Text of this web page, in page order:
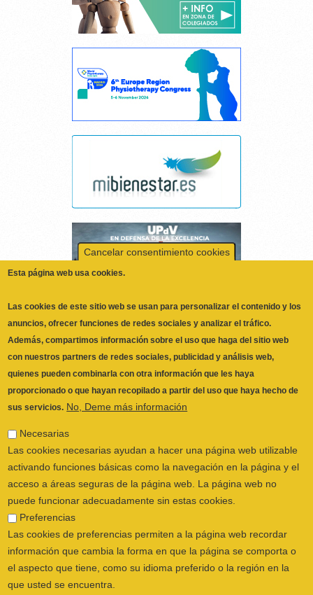
ILUSTRE COLEGIO OFICIAL DE
FISIOTERAPEUTAS DE LA COMUNIDAD
VALENCIANA© 2026
CALLE SAN VICENTE Nº 61,2º-2ª. CÓDIGO
POSTAL 46002 VALENCIA, ESPAÑA
POLÍTICA PRIVACIDAD |AVISO LEGAL|
POLÍTICA DE COOKIES|CANAL DEL
Cancelar consentimiento cookies
Esta página web usa cookies.
Las cookies de este sitio web se usan para personalizar el contenido y los
anuncios, ofrecer funciones de redes sociales y analizar el tráfico.
Además, compartimos información sobre el uso que haga del sitio web
con nuestros partners de redes sociales, publicidad y análisis web,
proporcionado o que hayan recopilado a partir del uso que haya hecho de
sus servicios. No, Deme más información
Necesarias
Las cookies necesarias ayudan a hacer una página web utilizable
activando funciones básicas como la navegación en la página y el
acceso a áreas seguras de la página web. La página web no
Preferencias
Las cookies de preferencias permiten a la página web recordar
información que cambia la forma en que la página se comporta o
el aspecto que tiene, como su idioma preferido o la región en la
que usted se encuentra.
Estadística
Las cookies estadísticas ayudan a los propietarios de páginas web
a comprender cómo interactúan los visitantes con las páginas web
reuniendo y proporcionando información de forma anónima.
Marketing